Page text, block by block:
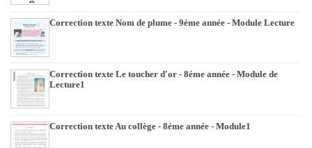
Correction texte Nom de plume - 9éme année - Module Lecture
Correction texte Le toucher d'or - 8éme année - Module de
Lecture1
Correction texte Au collège - 8éme année - Module1